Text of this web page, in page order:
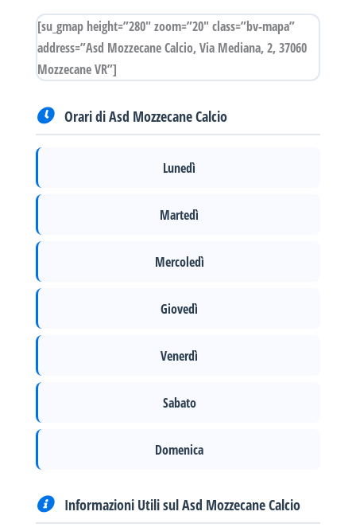
[su_gmap height=”280″ zoom=”20″ class=”bv-mapa”
address=”Asd Mozzecane Calcio, Via Mediana, 2, 37060
Mozzecane VR”]
Orari di Asd Mozzecane Calcio
Lunedì
Martedì
Mercoledì
Giovedì
Venerdì
Sabato
Domenica
Informazioni Utili sul Asd Mozzecane Calcio